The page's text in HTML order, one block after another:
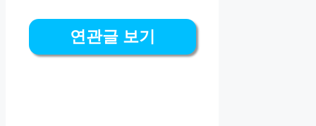
연관글 보기